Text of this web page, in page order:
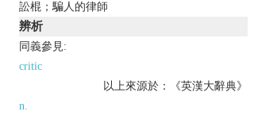
訟棍；騙人的律師
辨析
同義參見:
critic
以上來源於：《英漢大辭典》
n.